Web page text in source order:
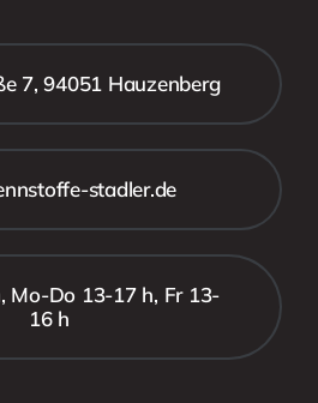
7, 94051 Hauzenberg
stadler.de
Mo-Do 13-17 h, Fr 13-
16 h